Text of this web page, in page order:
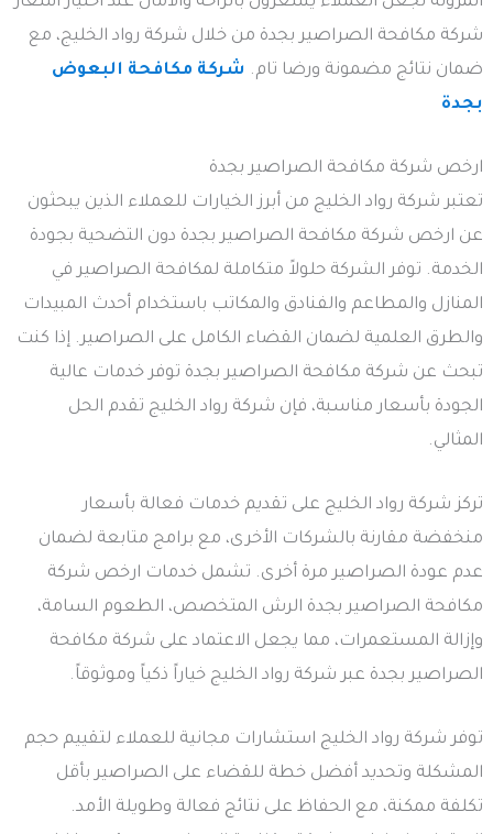
شركة مكافحة الصراصير بجدة من خلال شركة رواد الخليج، مع
ضمان نتائج مضمونة ورضا تام. شركة مكافحة البعوض
بجدة
ارخص شركة مكافحة الصراصير بجدة
تعتبر شركة رواد الخليج من أبرز الخيارات للعملاء الذين يبحثون
عن ارخص شركة مكافحة الصراصير بجدة دون التضحية بجودة
الخدمة. توفر الشركة حلولاً متكاملة لمكافحة الصراصير في
المنازل والمطاعم والفنادق والمكاتب باستخدام أحدث المبيدات
والطرق العلمية لضمان القضاء الكامل على الصراصير. إذا كنت
تبحث عن شركة مكافحة الصراصير بجدة توفر خدمات عالية
الجودة بأسعار مناسبة، فإن شركة رواد الخليج تقدم الحل
المثالي.
تركز شركة رواد الخليج على تقديم خدمات فعالة بأسعار
منخفضة مقارنة بالشركات الأخرى، مع برامج متابعة لضمان
عدم عودة الصراصير مرة أخرى. تشمل خدمات ارخص شركة
مكافحة الصراصير بجدة الرش المتخصص، الطعوم السامة،
وإزالة المستعمرات، مما يجعل الاعتماد على شركة مكافحة
الصراصير بجدة عبر شركة رواد الخليج خياراً ذكياً وموثوقاً.
توفر شركة رواد الخليج استشارات مجانية للعملاء لتقييم حجم
المشكلة وتحديد أفضل خطة للقضاء على الصراصير بأقل
تكلفة ممكنة، مع الحفاظ على نتائج فعالة وطويلة الأمد.